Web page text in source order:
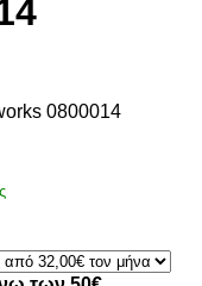
0800014